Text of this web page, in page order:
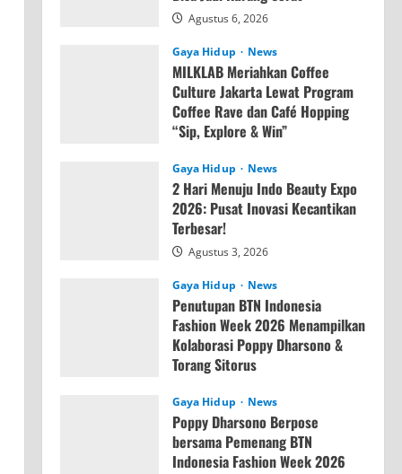
Agustus 6, 2026
Gaya Hidup News
MILKLAB Meriahkan Coffee
Culture Jakarta Lewat Program
Coffee Rave dan Café Hopping
“Sip, Explore & Win”
Gaya Hidup
News
2 Hari Menuju Indo Beauty Expo
2026: Pusat Inovasi Kecantikan
Terbesar!
Agustus 3, 2026
Gaya Hidup News
Penutupan BTN Indonesia
Fashion Week 2026 Menampilkan
Kolaborasi Poppy Dharsono &
Torang Sitorus
Gaya Hidup
News
Poppy Dharsono Berpose
bersama Pemenang BTN
Indonesia Fashion Week 2026